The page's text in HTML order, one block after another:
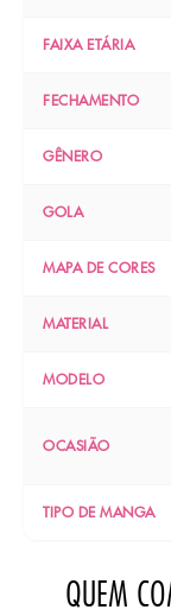
FAIXA ETÁRIA
FECHAMENTO
GÊNERO
GOLA
MAPA DE CORES
MATERIAL
MODELO
OCASIÃO
TIPO DE MANGA
QUEM